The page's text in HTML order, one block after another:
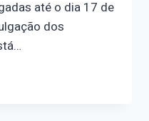
até o dia 17 de
dos